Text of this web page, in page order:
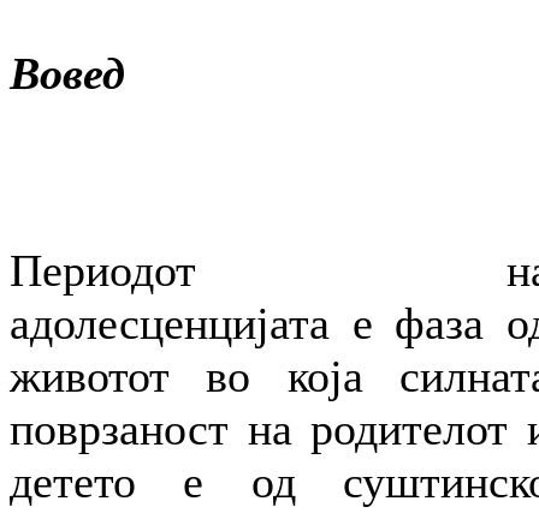
Вовед
Периодот
адолесценцијата е фаза
животот во која
поврзаност на родителот
детето е од